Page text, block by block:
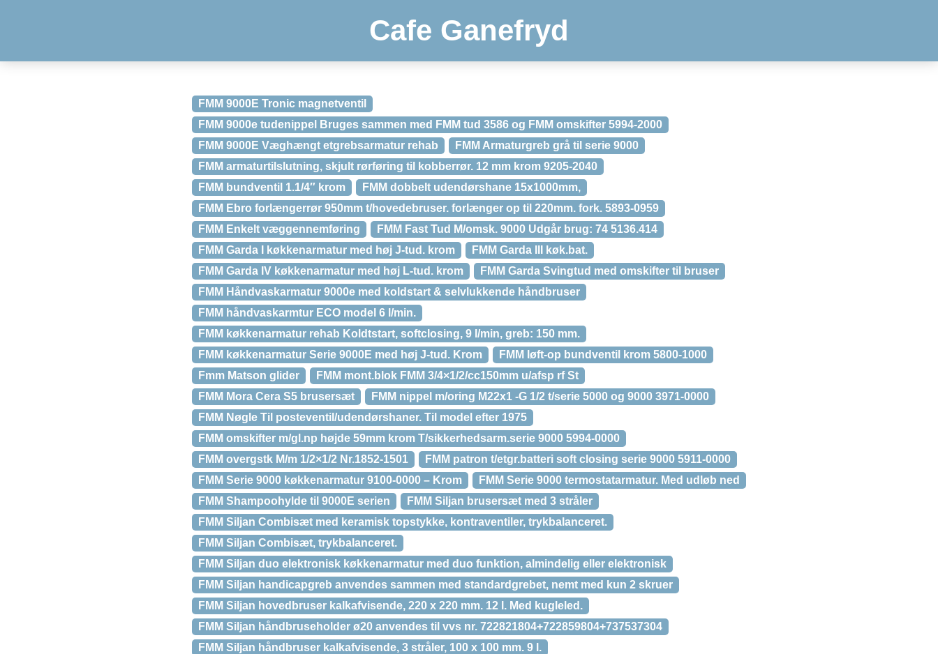
Cafe Ganefryd
FMM 9000E Tronic magnetventil
FMM 9000e tudenippel Bruges sammen med FMM tud 3586 og FMM omskifter 5994-2000
FMM 9000E Væghængt etgrebsarmatur rehab
FMM Armaturgreb grå til serie 9000
FMM armaturtilslutning, skjult rørføring til kobberrør. 12 mm krom 9205-2040
FMM bundventil 1.1/4″ krom
FMM dobbelt udendørshane 15x1000mm,
FMM Ebro forlængerrør 950mm t/hovedebruser. forlænger op til 220mm. fork. 5893-0959
FMM Enkelt væggennemføring
FMM Fast Tud M/omsk. 9000 Udgår brug: 74 5136.414
FMM Garda I køkkenarmatur med høj J-tud. krom
FMM Garda III køk.bat.
FMM Garda IV køkkenarmatur med høj L-tud. krom
FMM Garda Svingtud med omskifter til bruser
FMM Håndvaskarmatur 9000e med koldstart & selvlukkende håndbruser
FMM håndvaskarmtur ECO model 6 l/min.
FMM køkkenarmatur rehab Koldtstart, softclosing, 9 l/min, greb: 150 mm.
FMM køkkenarmatur Serie 9000E med høj J-tud. Krom
FMM løft-op bundventil krom 5800-1000
Fmm Matson glider
FMM mont.blok FMM 3/4×1/2/cc150mm u/afsp rf St
FMM Mora Cera S5 brusersæt
FMM nippel m/oring M22x1 -G 1/2 t/serie 5000 og 9000 3971-0000
FMM Nøgle Til posteventil/udendørshaner. Til model efter 1975
FMM omskifter m/gl.np højde 59mm krom T/sikkerhedsarm.serie 9000 5994-0000
FMM overgstk M/m 1/2×1/2 Nr.1852-1501
FMM patron t/etgr.batteri soft closing serie 9000 5911-0000
FMM Serie 9000 køkkenarmatur 9100-0000 – Krom
FMM Serie 9000 termostatarmatur. Med udløb ned
FMM Shampoohylde til 9000E serien
FMM Siljan brusersæt med 3 stråler
FMM Siljan Combisæt med keramisk topstykke, kontraventiler, trykbalanceret.
FMM Siljan Combisæt, trykbalanceret.
FMM Siljan duo elektronisk køkkenarmatur med duo funktion, almindelig eller elektronisk
FMM Siljan handicapgreb anvendes sammen med standardgrebet, nemt med kun 2 skruer
FMM Siljan hovedbruser kalkafvisende, 220 x 220 mm. 12 l. Med kugleled.
FMM Siljan håndbruseholder ø20 anvendes til vvs nr. 722821804+722859804+737537304
FMM Siljan håndbruser kalkafvisende, 3 stråler, 100 x 100 mm. 9 l.